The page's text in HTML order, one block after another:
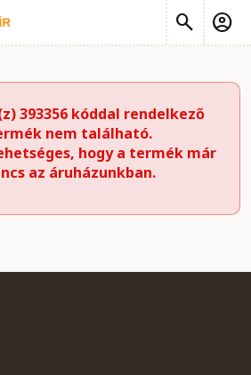
393356 kóddal rendelkező
nem található.
hogy a termék már
az áruházunkban.